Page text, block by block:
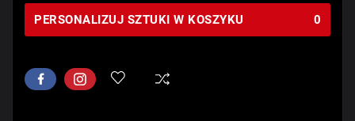
PERSONALIZUJ SZTUKI W KOSZYKU 0